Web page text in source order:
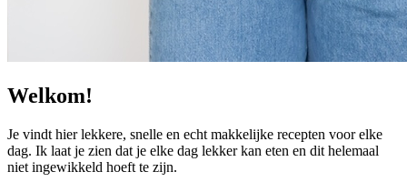
Welkom!
Je vindt hier lekkere, snelle en echt makkelijke recepten voor elke
dag. Ik laat je zien dat je elke dag lekker kan eten en dit helemaal
niet ingewikkeld hoeft te zijn.